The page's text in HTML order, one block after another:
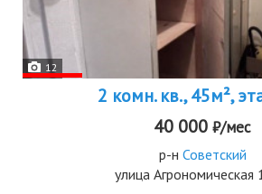
12
2 комн. кв., 45м²,
40 000 ₽/мес
р-н Советский
улица Агрономическая